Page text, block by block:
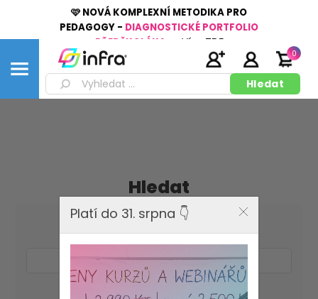
🩷 NOVÁ KOMPLEXNÍ METODIKA PRO
PEDAGOGY - DIAGNOSTICKÉ PORTFOLIO
PŘEDŠKOLÁKA
Více ZDE
0
Hledat
Hledat klíčové slovo:
Pokročilé vyhledávání
Platí do 31. srpna 👇